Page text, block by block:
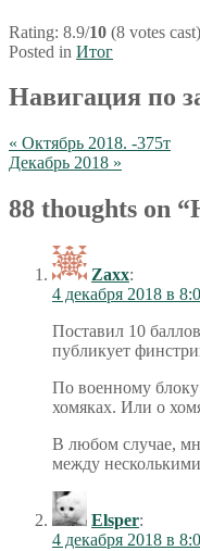
Rating: 8.9/10 (8 votes cast)
Posted in Итог
Навигация по
« Октябрь 2018. -375т
Декабрь 2018 »
88 thoughts on “
Zaxx:
4 декабря 2018 в
Поставил 10
публикует
По военному блоку
хомяках. Или о
В любом случае,
между
Elsper:
4 декабря 2018 в